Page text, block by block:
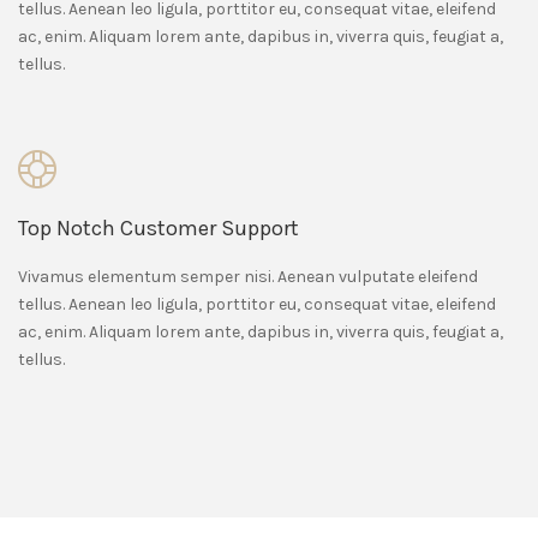
tellus. Aenean leo ligula, porttitor eu, consequat vitae, eleifend
ac, enim. Aliquam lorem ante, dapibus in, viverra quis, feugiat a,
tellus.
Top Notch Customer Support
Vivamus elementum semper nisi. Aenean vulputate eleifend
tellus. Aenean leo ligula, porttitor eu, consequat vitae, eleifend
ac, enim. Aliquam lorem ante, dapibus in, viverra quis, feugiat a,
tellus.